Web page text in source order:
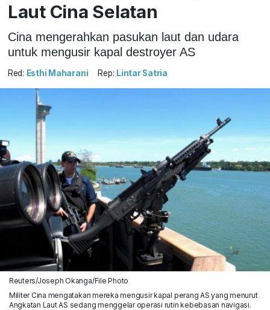
Laut Cina Selatan
Cina mengerahkan pasukan laut dan udara
untuk mengusir kapal destroyer AS
Red: Esthi Maharani Rep: Lintar Satria
Reuters/Joseph Okanga/File Photo
Militer Cina mengatakan mereka mengusir kapal perang AS yang menurut
Angkatan Laut AS sedang menggelar operasi rutin kebebasan navigasi.